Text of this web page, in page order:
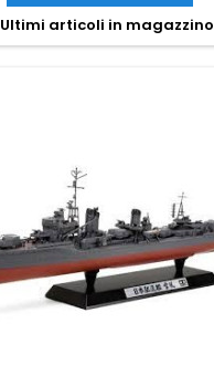
Ultimi articoli in magazzino